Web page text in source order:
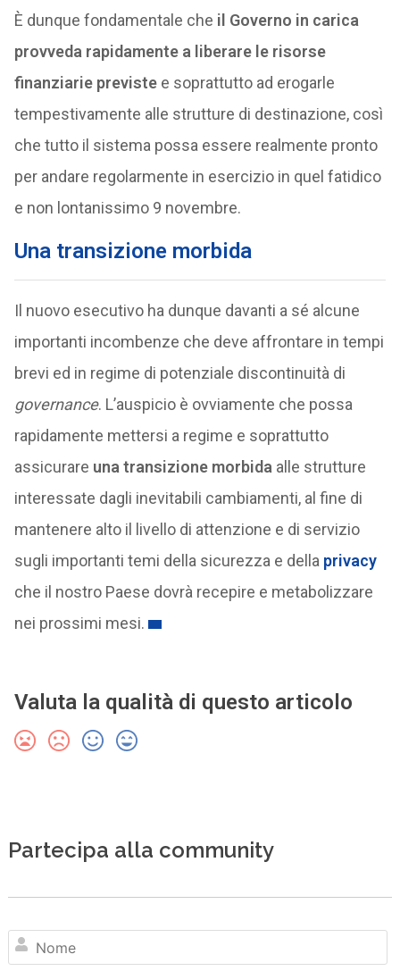
È dunque fondamentale che il Governo in carica
provveda rapidamente a liberare le risorse
finanziarie previstee soprattutto ad erogarle
tempestivamente alle strutture di destinazione, così
che tutto il sistema possa essere realmente pronto
per andare regolarmente in esercizio in quel fatidico
e non lontanissimo 9 novembre.
Una transizione morbida
Il nuovo esecutivo ha dunque davanti a sé alcune
importanti incombenze che deve affrontare in tempi
brevi ed in regime di potenziale discontinuità di
governance. L’auspicio è ovviamente che possa
rapidamente mettersi a regime e soprattutto
assicurare una transizione morbida alle strutture
interessate dagli inevitabili cambiamenti, al fine di
mantenere alto il livello di attenzione e di servizio
sugli importanti temi della sicurezza e della privacy
che il nostro Paese dovrà recepire e metabolizzare
nei prossimi mesi.
Valuta la qualità di questo articolo
Partecipa alla community